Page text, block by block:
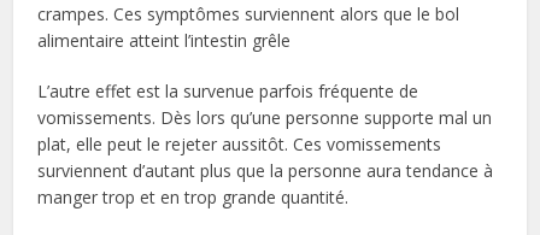
crampes. Ces symptômes surviennent alors que le bol
alimentaire atteint l’intestin grêle
L’autre effet est la survenue parfois fréquente de
vomissements. Dès lors qu’une personne supporte mal un
plat, elle peut le rejeter aussitôt. Ces vomissements
surviennent d’autant plus que la personne aura tendance à
manger trop et en trop grande quantité.